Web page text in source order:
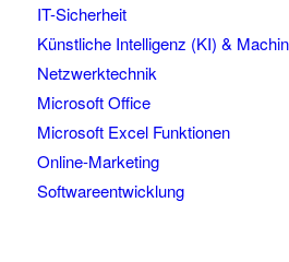
IT-Sicherheit
Künstliche Intelligenz (KI) &
Netzwerktechnik
Microsoft Office
Microsoft Excel Funktionen
Online-Marketing
Softwareentwicklung